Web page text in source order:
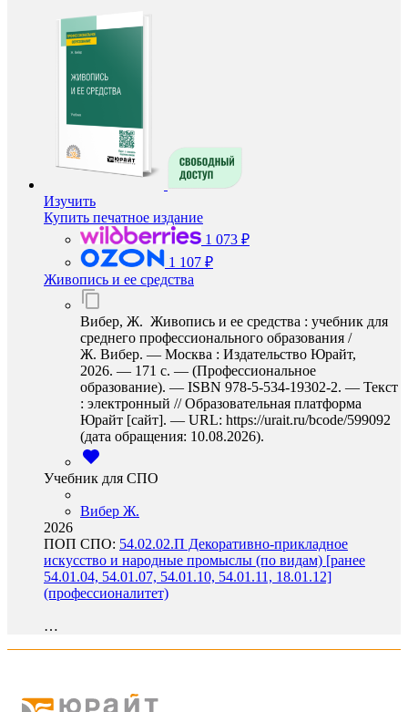
Изучить
Купить печатное издание
1 073 ₽
1 107 ₽
Живопись и ее средства
Вибер, Ж. Живопись и ее средства : учебник для
среднего профессионального образования /
Ж. Вибер. — Москва : Издательство Юрайт,
2026. — 171 с. — (Профессиональное
образование). — ISBN 978-5-534-19302-2. — Текст
: электронный // Образовательная платформа
Юрайт [сайт]. — URL: https://urait.ru/bcode/599092
(дата обращения: 10.08.2026).
Учебник для СПО
Вибер Ж.
2026
ПОП СПО: 54.02.02.П Декоративно-прикладное
искусство и народные промыслы (по видам) [ранее
54.01.04, 54.01.07, 54.01.10, 54.01.11, 18.01.12]
(профессионалитет)
…